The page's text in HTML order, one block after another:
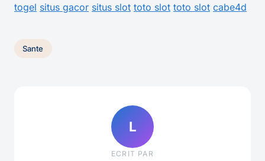
togel situs gacor situs slot toto slot toto slot cabe4d
Sante
L
ECRIT PAR